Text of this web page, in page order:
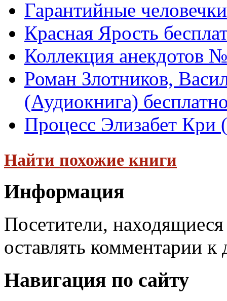
Гарантийные
Красная Ярость
Коллекция анекдотов
Роман Злотников,
(Аудиокнига)
Процесс Элизабет Кри
Найти похожие книги
Информация
Посетители,
оставлять комментарии к
Навигация по сайту